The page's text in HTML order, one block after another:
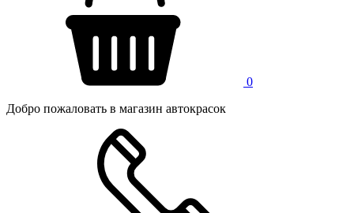
0
Добро пожаловать в магазин автокрасок